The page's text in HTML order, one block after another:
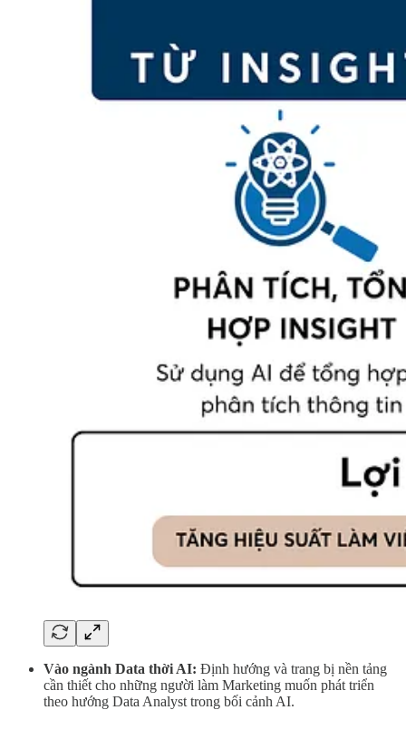
Vào ngành Data thời AI: Định hướng và trang bị nền tảng
cần thiết cho những người làm Marketing muốn phát triển
theo hướng Data Analyst trong bối cảnh AI.